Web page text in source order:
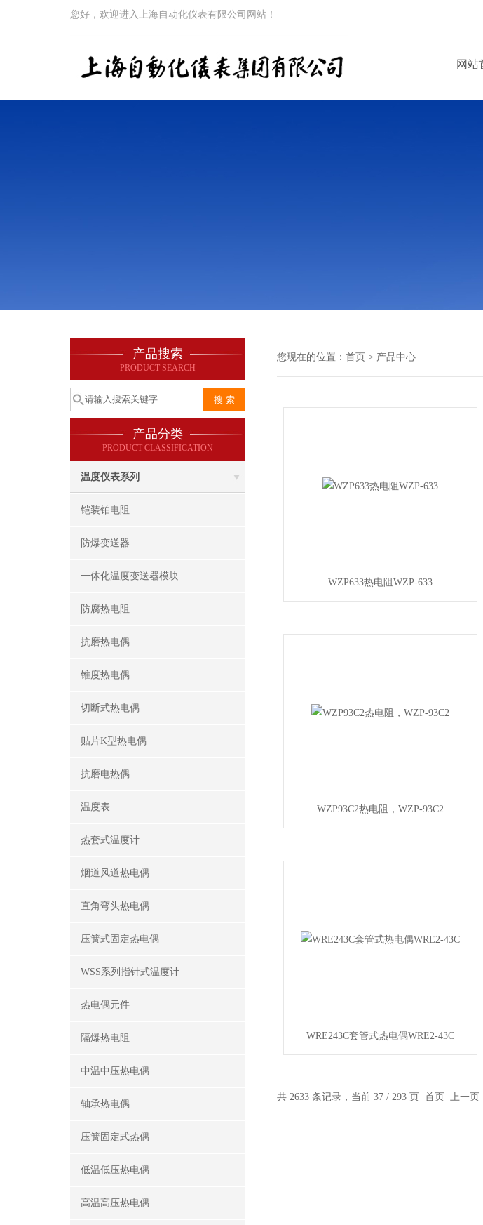
您好，欢迎进入上海自动化仪表有限公司网站！
网站
产品搜索
PRODUCT SEARCH
产品分类
PRODUCT CLASSIFICATION
温度仪表系列
铠装铂电阻
防爆变送器
一体化温度变送器模块
防腐热电阻
抗磨热电偶
锥度热电偶
切断式热电偶
贴片K型热电偶
抗磨电热偶
温度表
热套式温度计
烟道风道热电偶
直角弯头热电偶
压簧式固定热电偶
WSS系列指针式温度计
热电偶元件
隔爆热电阻
中温中压热电偶
轴承热电偶
压簧固定式热偶
低温低压热电偶
高温高压热电偶
您现在的位置： 首页 > 产品中心
WZP633热电阻WZP-633
WZP93C2热电阻，WZP-93C2
WRE243C套管式热电偶WRE2-43C
共 2633 条记录，当前 37 / 293 页 首页 上一页